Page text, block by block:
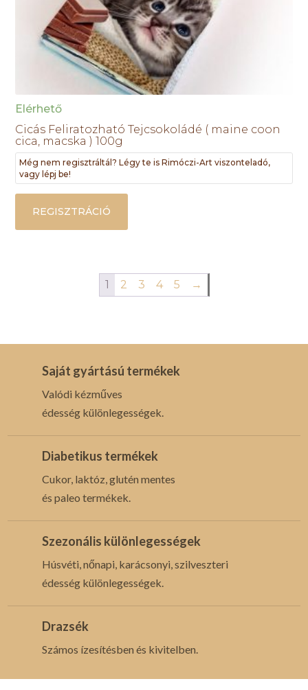
Elérhető
Cicás Feliratozható Tejcsokoládé ( maine coon
cica, macska ) 100g
Még nem regisztráltál? Légy te is Rimóczi-Art viszonteladó,
vagy lépj be!
REGISZTRÁCIÓ
1 2 3 4 5 →
Saját gyártású termékek
Valódi kézműves
édesség különlegességek.
Diabetikus termékek
Cukor, laktóz, glutén mentes
és paleo termékek.
Szezonális különlegességek
Húsvéti, nőnapi, karácsonyi, szilveszteri
édesség különlegességek.
Drazsék
Számos ízesítésben és kivitelben.